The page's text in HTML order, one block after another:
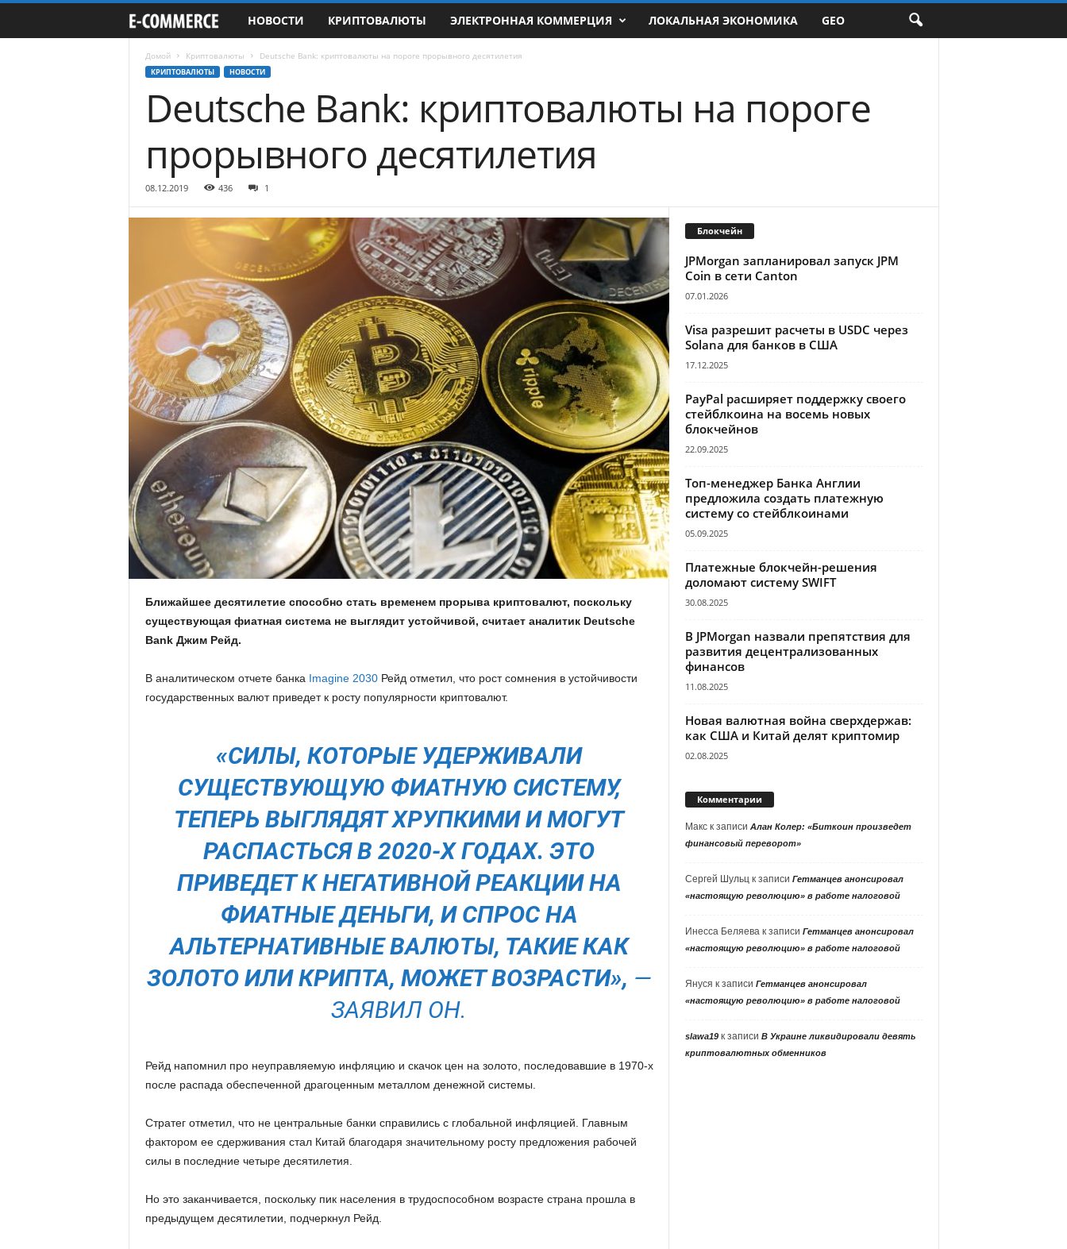
-
o
m
e
r
c
e
.
c
m
.
u
a
НОВОСТИ КРИПТОВАЛЮТЫ ЭЛЕКТРОННАЯ КОММЕРЦИЯ ЛОКАЛЬНАЯ ЭКОНОМИКА GEO
Домой Криптовалюты Deutsche Bank: криптовалюты на пороге прорывного десятилетия
КРИПТОВАЛЮТЫ НОВОСТИ
Deutsche Bank: криптовалюты на пороге
прорывного десятилетия
08.12.2019 436 1
Ближайшее десятилетие способно стать временем прорыва криптовалют, поскольку
существующая фиатная система не выглядит устойчивой, считает аналитик Deutsche
Bank Джим Рейд.
В аналитическом отчете банка Imagine 2030Рейд отметил, что рост сомнения в устойчивости
государственных валют приведет к росту популярности криптовалют.
«СИЛЫ, КОТОРЫЕ УДЕРЖИВАЛИ
СУЩЕСТВУЮЩУЮ ФИАТНУЮ СИСТЕМУ,
ТЕПЕРЬ ВЫГЛЯДЯТ ХРУПКИМИ И МОГУТ
РАСПАСТЬСЯ В 2020-Х ГОДАХ. ЭТО
ПРИВЕДЕТ К НЕГАТИВНОЙ РЕАКЦИИ НА
ФИАТНЫЕ ДЕНЬГИ, И СПРОС НА
АЛЬТЕРНАТИВНЫЕ ВАЛЮТЫ, ТАКИЕ КАК
ЗОЛОТО ИЛИ КРИПТА, МОЖЕТ ВОЗРАСТИ», —
ЗАЯВИЛ ОН.
Рейд напомнил про неуправляемую инфляцию и скачок цен на золото, последовавшие в 1970-х
после распада обеспеченной драгоценным металлом денежной системы.
Стратег отметил, что не центральные банки справились с глобальной инфляцией. Главным
фактором ее сдерживания стал Китай благодаря значительному росту предложения рабочей
силы в последние четыре десятилетия.
Но это заканчивается, поскольку пик населения в трудоспособном возрасте страна прошла в
предыдущем десятилетии, подчеркнул Рейд.
Блокчейн
JPMorgan запланировал запуск JPM
Coin в сети Canton
07.01.2026
Visa разрешит расчеты в USDC через
Solana для банков в США
17.12.2025
PayPal расширяет поддержку своего
стейблкоина на восемь новых
блокчейнов
22.09.2025
Топ-менеджер Банка Англии
предложила создать платежную
систему со стейблкоинами
05.09.2025
Платежные блокчейн-решения
доломают систему SWIFT
30.08.2025
В JPMorgan назвали препятствия для
развития децентрализованных
финансов
11.08.2025
Новая валютная война сверхдержав:
как США и Китай делят криптомир
02.08.2025
Комментарии
Макск записи Алан Колер: «Биткоин произведет
финансовый переворот»
Сергей Шульцк записи Гетманцев анонсировал
«настоящую революцию» в работе налоговой
Инесса Беляевак записи Гетманцев анонсировал
«настоящую революцию» в работе налоговой
Януся к записи Гетманцев анонсировал
«настоящую революцию» в работе налоговой
slawa19к записи В Украине ликвидировали девять
криптовалютных обменников